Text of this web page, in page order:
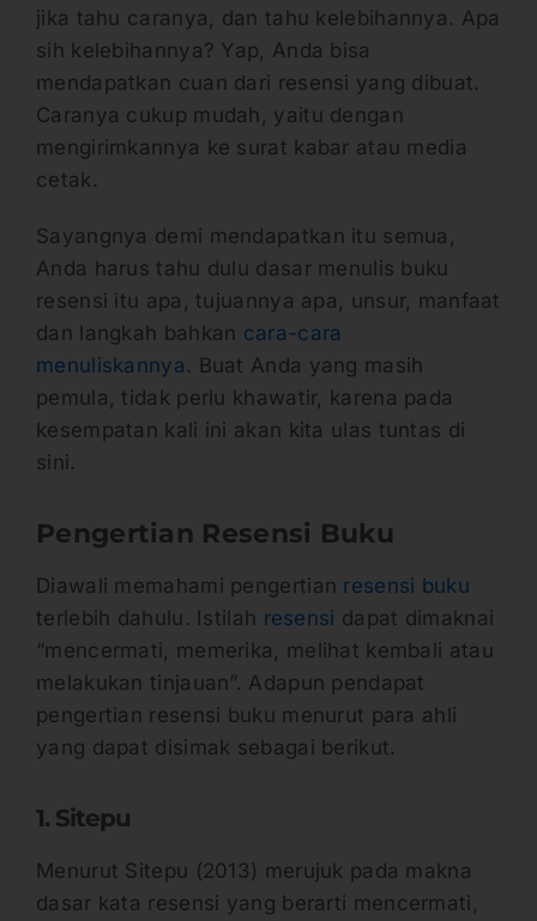
jika tahu caranya, dan tahu kelebihannya. Apa
sih kelebihannya? Yap, Anda bisa
mendapatkan cuan dari resensi yang dibuat.
Caranya cukup mudah, yaitu dengan
mengirimkannya ke surat kabar atau media
cetak.
Sayangnya demi mendapatkan itu semua,
Anda harus tahu dulu dasar menulis buku
resensi itu apa, tujuannya apa, unsur, manfaat
dan langkah bahkan cara-cara
menuliskannya . Buat Anda yang masih
pemula, tidak perlu khawatir, karena pada
kesempatan kali ini akan kita ulas tuntas di
sini.
Pengertian Resensi Buku
Diawali memahami pengertian resensi buku
terlebih dahulu. Istilah resensi dapat dimaknai
“mencermati, memerika, melihat kembali atau
melakukan tinjauan”. Adapun pendapat
pengertian resensi buku menurut para ahli
yang dapat disimak sebagai berikut.
1. Sitepu
Menurut Sitepu (2013) merujuk pada makna
dasar kata resensi yang berarti mencermati,